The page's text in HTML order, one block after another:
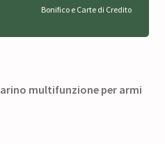
Bonifico e Carte di Credito